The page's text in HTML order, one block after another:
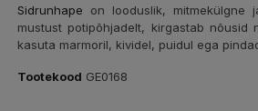
Sidrunhape on looduslik, mitmekülgne
mustust potipõhjadelt, kirgastab nõusid
kasuta marmoril, kividel, puidul ega
Tootekood GE0168